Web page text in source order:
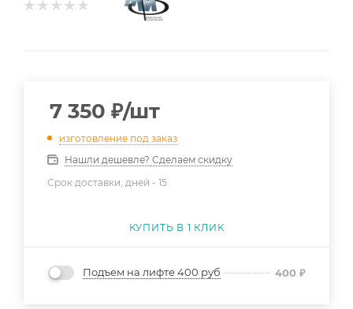
7 350 ₽/шт
изготовление под заказ
Нашли дешевле? Сделаем скидку
Срок доставки, дней - 15
КУПИТЬ В 1 КЛИК
Подъем на лифте 400 руб 400 ₽